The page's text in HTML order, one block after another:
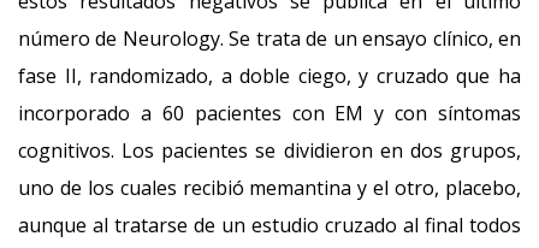
número de Neurology. Se trata de un ensayo clínico, en
fase II, randomizado, a doble ciego, y cruzado que ha
incorporado a 60 pacientes con EM y con síntomas
cognitivos. Los pacientes se dividieron en dos grupos,
uno de los cuales recibió memantina y el otro, placebo,
aunque al tratarse de un estudio cruzado al final todos